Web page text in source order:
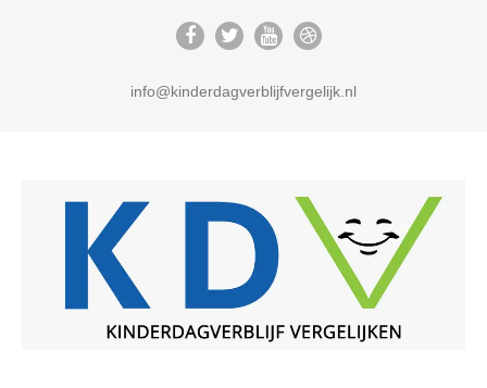
info@kinderdagverblijfvergelijk.nl